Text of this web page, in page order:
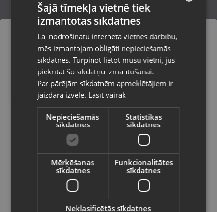
Apple mc434zma/a
Madona, Saules iela 6a
Stāvoklis Jauns (Garantija 24 mēneši)
35.00€
Grotto 220V-CEE
Pasūtījumi tiks piegādāti uz
izvēlēto valsti
Vietnes saturs būs attēlots izvēlētajā
valodā
Valsts
Latviešu / Latvian
RUSSIAN
Šajā tīmekļa vietnē tiek
izmantotas sīkdatnes
Lai nodrošinātu interneta vietnes darbību,
mēs izmantojam obligāti nepieciešamās
sīkdatnes. Turpinot lietot mūsu vietni, jūs
piekrītat šo sīkdatņu izmantošanai.
Par pārējām sīkdatnēm apmeklētājiem ir
jāizdara izvēle. Lasīt vairāk
Nepieciešamās
sīkdatnes
Statistikas
sīkdatnes
Mērķēšanas
sīkdatnes
Funkcionalitātes
sīkdatnes
Neklasificētās sīkdatnes